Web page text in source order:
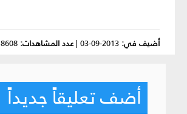
أضيف في: 2013-09-03
|عدد المشاهدات: 8608
أضف تعليقاً جديداً